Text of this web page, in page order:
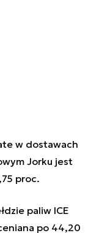
w dostawach
Jorku jest
proc.
paliw ICE
po 44,20